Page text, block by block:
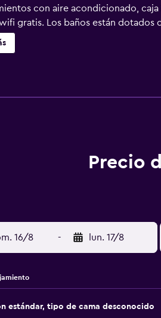
con aire acondicionado,
gratis. Los baños están
Se ofrece servicio de limpieza
de ocio y esparcimiento que se
Precio
16/8 - lun. 17/8
estándar, tipo de cama desconocido